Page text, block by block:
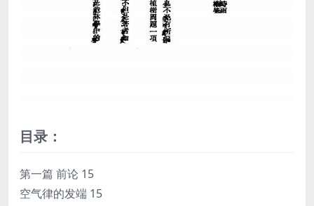
目录：
第一篇 前论 15
空气律的发端 15